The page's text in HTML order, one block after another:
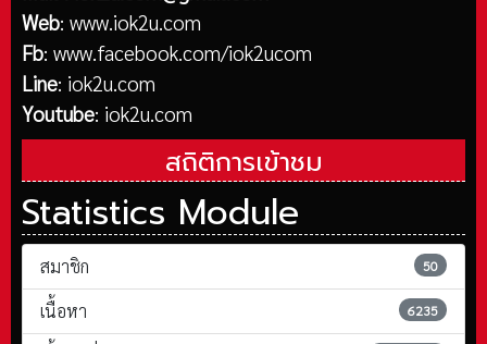
Web: www.iok2u.com
Fb: www.facebook.com/iok2ucom
Line: iok2u.com
Youtube: iok2u.com
สถิติการเข้าชม
Statistics Module
สมาชิก 50
เนื้อหา 6235